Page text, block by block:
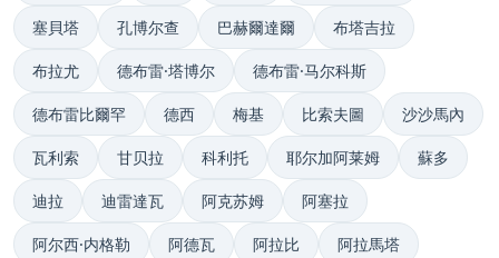
塞貝塔 孔博尔查 巴赫爾達爾 布塔吉拉
布拉尤 德布雷·塔博尔 德布雷·马尔科斯
德布雷比爾罕 德西 梅基 比索夫圖 沙沙馬內
瓦利索 甘贝拉 科利托 耶尔加阿莱姆 蘇多
迪拉 迪雷達瓦 阿克苏姆 阿塞拉
阿尔西·内格勒 阿德瓦 阿拉比 阿拉馬塔